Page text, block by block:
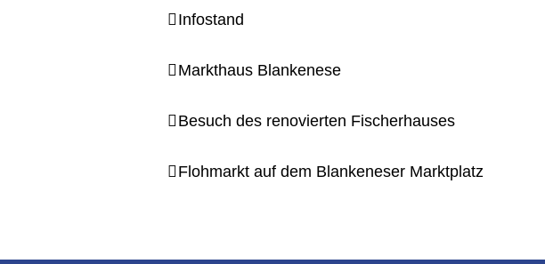
Infostand
Markthaus Blankenese
Besuch des renovierten Fischerhauses
Flohmarkt auf dem Blankeneser Marktplatz